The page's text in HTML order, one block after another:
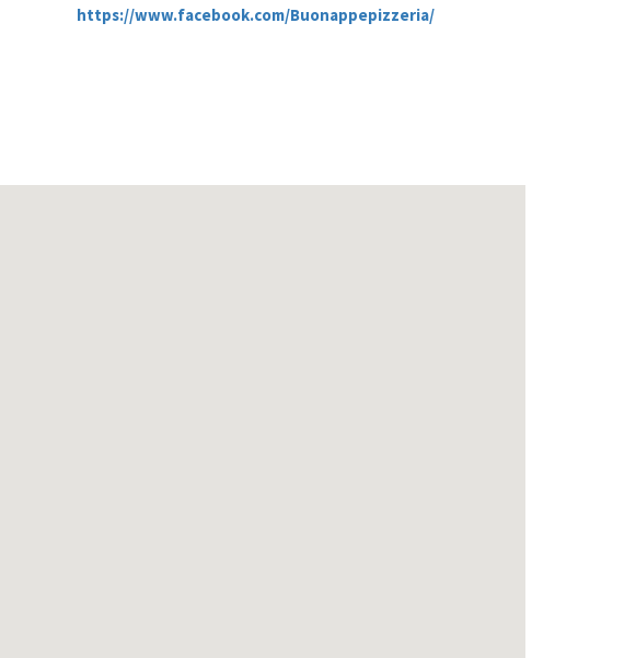
https://www.facebook.com/Buonappepizzeria/